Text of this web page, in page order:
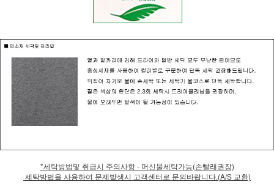
*세탁방법및 취급시 주의사항 - 머신물세탁가능(손빨래권장)
세탁방법을 사용하여 문제발생시 고객센터로 문의바랍니다.(A/S 교환)